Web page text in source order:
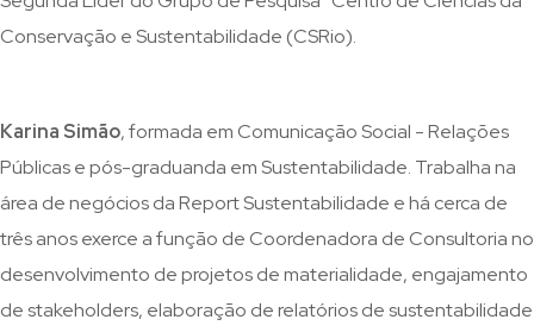
Conservação e Sustentabilidade (CSRio).
Karina Simão, formada em Comunicação Social - Relações
Públicas e pós-graduanda em Sustentabilidade. Trabalha na
área de negócios da Report Sustentabilidade e há cerca de
três anos exerce a função de Coordenadora de Consultoria no
desenvolvimento de projetos de materialidade, engajamento
de stakeholders, elaboração de relatórios de sustentabilidade